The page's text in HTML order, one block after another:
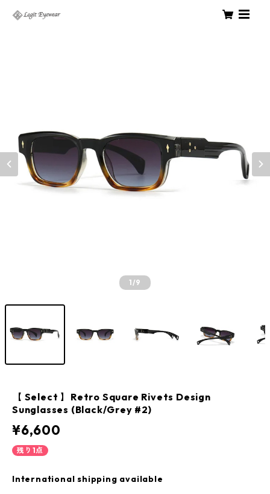
1/9
【 Select 】Retro Square Rivets Design
Sunglasses (Black/Grey #2)
¥6,600
残り1点
International shipping available